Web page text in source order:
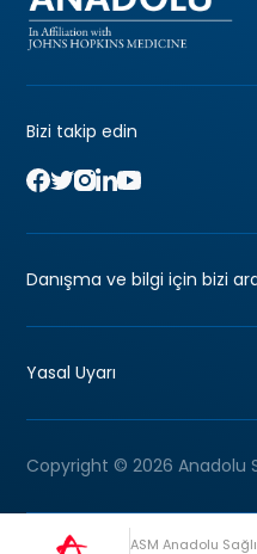
Bizi takip edin
Danışma ve bilgi için bizi
Yasal Uyarı
Copyright © 2026 Anadolu
ASM Anadolu